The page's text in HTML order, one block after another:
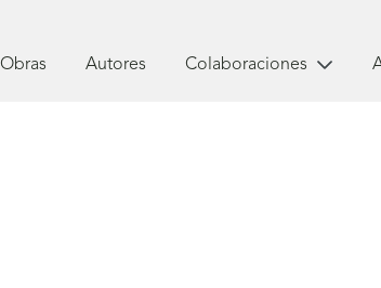
Obras Autores Colaboraciones